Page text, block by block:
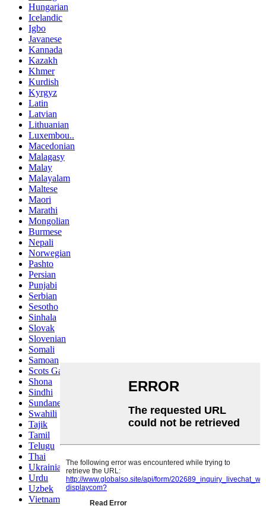
Hungarian
Icelandic
Igbo
Javanese
Kannada
Kazakh
Khmer
Kurdish
Kyrgyz
Latin
Latvian
Lithuanian
Luxembou..
Macedonian
Malagasy
Malay
Malayalam
Maltese
Maori
Marathi
Mongolian
Burmese
Nepali
Norwegian
Pashto
Persian
Punjabi
Serbian
Sesotho
Sinhala
Slovak
Slovenian
Somali
Samoan
Scots Gaelic
Shona
Sindhi
Sundanese
Swahili
Tajik
Tamil
Telugu
Thai
Ukrainian
Urdu
Uzbek
Vietnamese